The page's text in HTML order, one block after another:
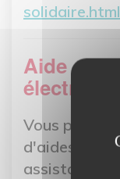
solidaire.html
Aide
électrique
Vous pouvez
d'aides pour
assistance